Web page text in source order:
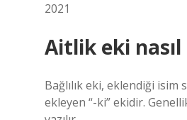
2021
Aitlik eki
Bağlılık eki, eklendiği
ekleyen “-ki” ekidir.